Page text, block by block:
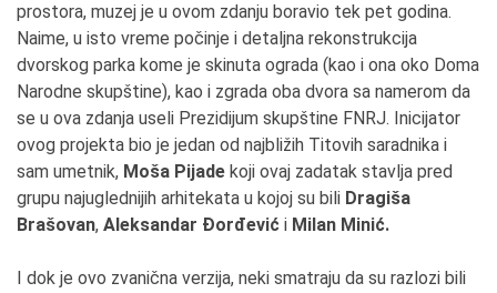
prostora, muzej je u ovom zdanju boravio tek pet godina.
Naime, u isto vreme počinje i detaljna rekonstrukcija
dvorskog parka kome je skinuta ograda (kao i ona oko Doma
Narodne skupštine), kao i zgrada oba dvora sa namerom da
se u ova zdanja useli Prezidijum skupštine FNRJ. Inicijator
ovog projekta bio je jedan od najbližih Titovih saradnika i
sam umetnik, Moša Pijade koji ovaj zadatak stavlja pred
grupu najuglednijih arhitekata u kojoj su bili Dragiša
Brašovan, Aleksandar Đorđević i Milan Minić.
I dok je ovo zvanična verzija, neki smatraju da su razlozi bili